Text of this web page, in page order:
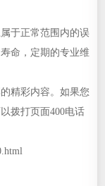
于正常范围内的误
命，定期的专业维
精彩内容。如果您
拨打页面400电话